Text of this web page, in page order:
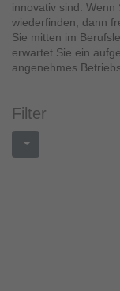
innovativ sind. Wenn
wiederfinden, dann
Sie mitten im
erwartet Sie ein
angenehmes
Filter